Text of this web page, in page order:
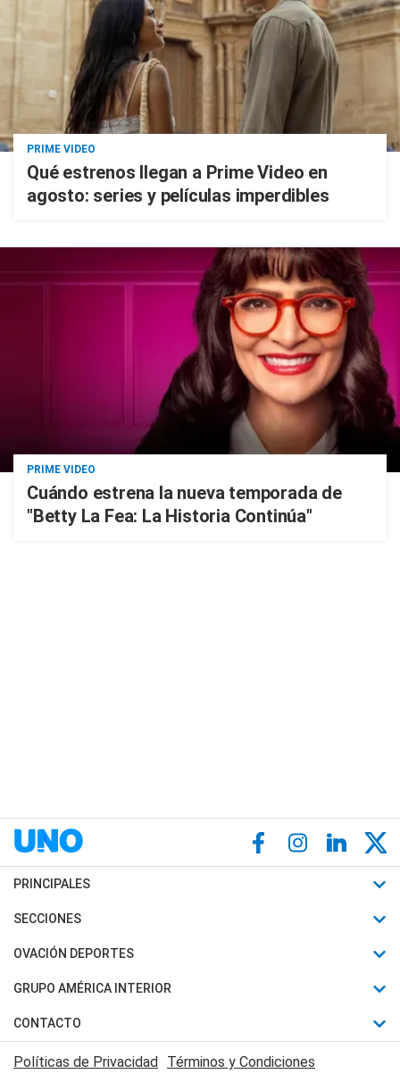
PRIME VIDEO
Qué estrenos llegan a Prime Video en
agosto: series y películas imperdibles
PRIME VIDEO
Cuándo estrena la nueva temporada de
"Betty La Fea: La Historia Continúa"
PRINCIPALES
Últimas Noticias
Política
Judiciales
Economia
SECCIONES
Horóscopo
Motores
Trucos caseros
Series y Películas
OVACIÓN DEPORTES
Fútbol
Mundial
Automovilismo
Rugby
GRUPO AMÉRICA INTERIOR
Canal 7 en Vivo
CONTACTO
Acerca de Nosotros
Políticas de Privacidad Términos y Condiciones